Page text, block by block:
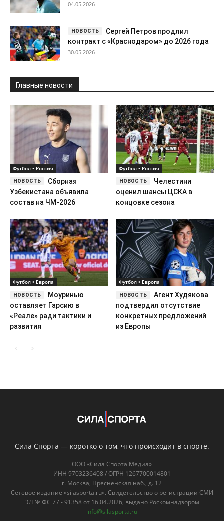
04.05.2026
Сергей Петров продлил
контракт с «Краснодаром» до 2026 года
30.05.2026
Главные новости
Футбол • Россия
Сборная
Узбекистана объявила
состав на ЧМ-2026
Футбол • Россия
Челестини
оценил шансы ЦСКА в
концовке сезона
Футбол • Европа
Моуринью
оставляет Гарсию в
«Реале» ради тактики и
развития
Футбол • Европа
Агент Худякова
подтвердил отсутствие
конкретных предложений
из Европы
Сила Спорта — коротко о том, что происходит в спорте.
ООО «Сила Спорта Медиа»
ИНН 9703236408 / ОГРН 1267700014801
г. Москва, Пресненская наб., д. 12
Сетевое издание «silasporta.ru». Свидетельство о регистрации СМИ
ЭЛ № ФС 77 - 91358 от 16.04.2026, выдано Роскомнадзором
info@silasporta.ru